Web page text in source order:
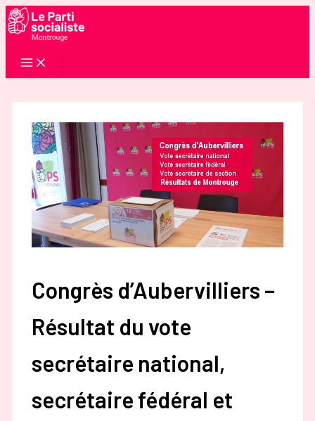
Aller
au
Congrès d’Aubervilliers –
Résultat du vote
secrétaire national,
secrétaire fédéral et